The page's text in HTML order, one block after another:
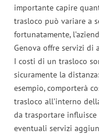
importante capire
trasloco può variare a
fortunatamente,
Genova offre servizi di
I costi di un trasloco
sicuramente la
esempio, comporterà
trasloco all’interno
da trasportare
eventuali servizi